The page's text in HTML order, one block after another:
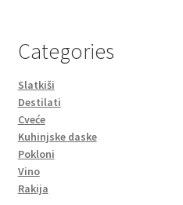
Categories
Slatkiši
Destilati
Cveće
Kuhinjske daske
Pokloni
Vino
Rakija